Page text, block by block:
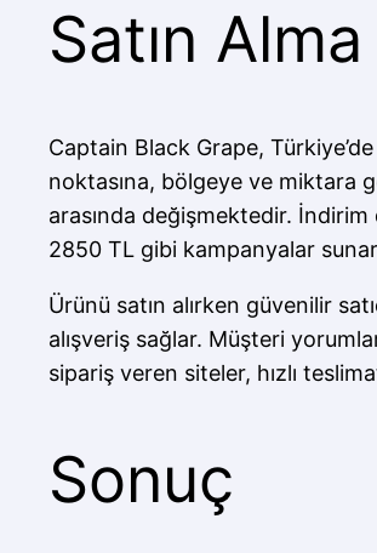
Satın
Captain Black Grape,
noktasına, bölgeye ve miktara
arasında değişmektedir.
2850 TL gibi kampanyalar
Ürünü satın alırken güvenilir
alışveriş sağlar. Müşteri
sipariş veren siteler, hızlı
Sonuç